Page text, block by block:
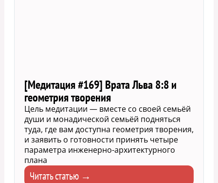
[Медитация #169] Врата Льва 8:8 и
геометрия творения
Цель медитации — вместе со своей семьёй
души и монадической семьёй подняться
туда, где вам доступна геометрия творения,
и заявить о готовности принять четыре
параметра инженерно-архитектурного
плана
Читать статью →